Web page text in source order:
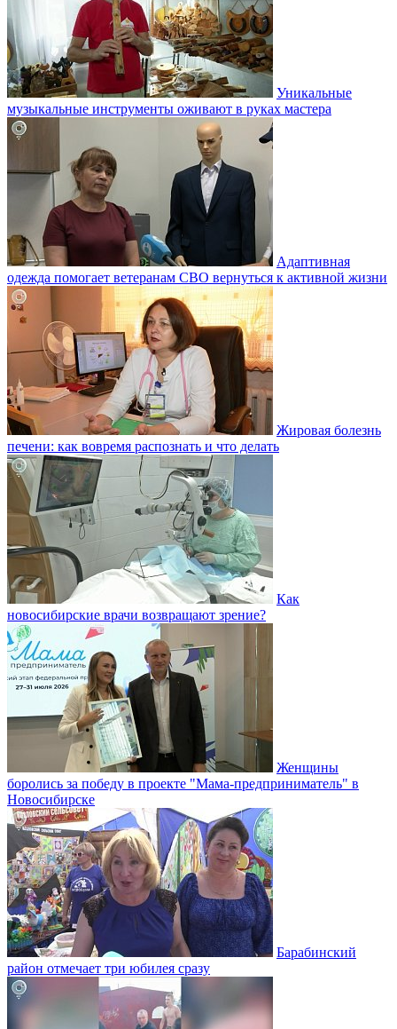
Уникальные
музыкальные инструменты оживают в руках мастера
Адаптивная
одежда помогает ветеранам СВО вернуться к активной жизни
Жировая болезнь
печени: как вовремя распознать и что делать
Как
новосибирские врачи возвращают зрение?
Женщины
боролись за победу в проекте "Мама-предприниматель" в
Новосибирске
Барабинский
район отмечает три юбилея сразу